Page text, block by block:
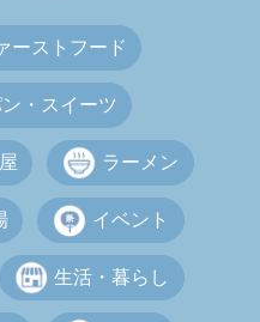
ーストフード
・スイーツ
ラーメン
イベント
生活・暮らし